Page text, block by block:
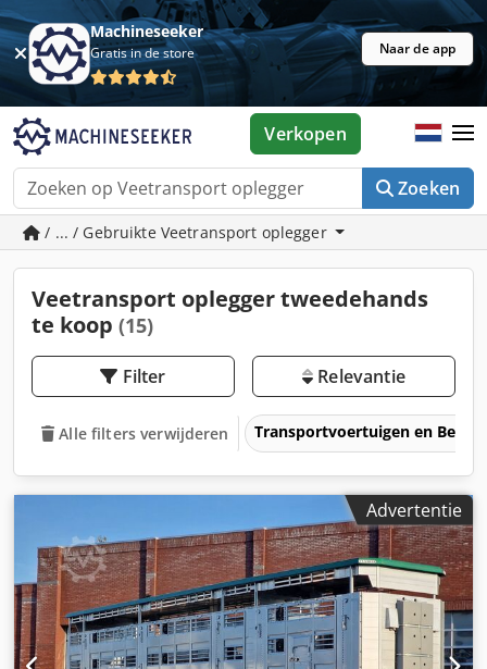
Machineseeker
Gratis in de store Naar de app
Zoeken
Verkopen
/ ... / Gebruikte Veetransport oplegger
Veetransport oplegger tweedehands
te koop (15)
Filter Relevantie
Alle filters verwijderen Transportvoertuigen en
Advertentie